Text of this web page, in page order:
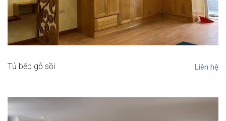
Tủ bếp gỗ sồi Liên hệ